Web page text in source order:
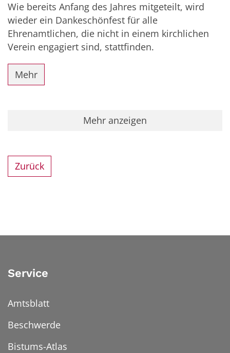
Wie bereits Anfang des Jahres mitgeteilt, wird
wieder ein Dankeschönfest für alle
Ehrenamtlichen, die nicht in einem kirchlichen
Verein engagiert sind, stattfinden.
Mehr
Mehr anzeigen
Zurück
Service
Amtsblatt
Beschwerde
Bistums-Atlas